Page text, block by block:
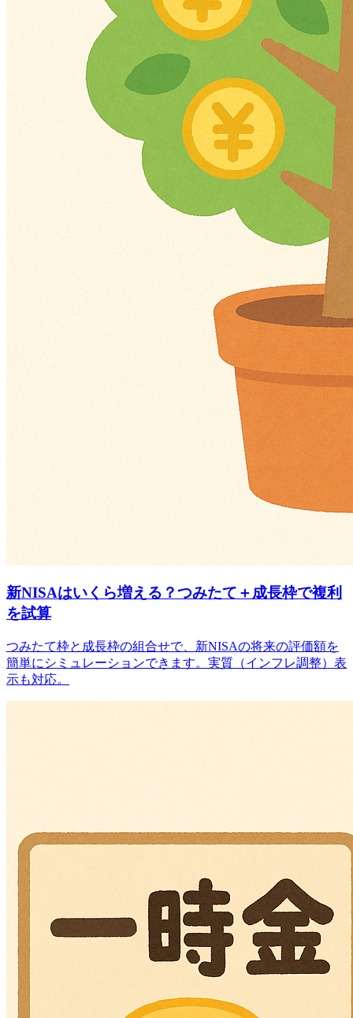
新NISAはいくら増える？つみたて＋成長枠で複利
を試算
つみたて枠と成長枠の組合せで、新NISAの将来の評価額を
簡単にシミュレーションできます。実質（インフレ調整）表
示も対応。